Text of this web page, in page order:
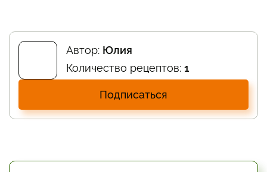
Автор: Юлия
Количество рецептов: 1
Подписаться